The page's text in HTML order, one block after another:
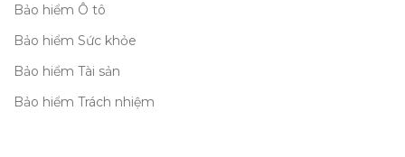
Bảo hiểm Ô tô
Bảo hiểm Sức khỏe
Bảo hiểm Tài sản
Bảo hiểm Trách nhiệm